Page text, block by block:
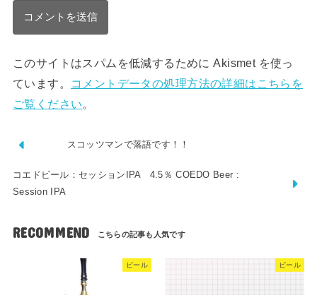
このサイトはスパムを低減するために Akismet を使っ
ています。
コメントデータの処理方法の詳細はこちらを
ご覧ください。
スコッツマンで落語です！！
コエドビール：セッションIPA 4.5％ COEDO Beer :
Session IPA
RECOMMEND
ビール ビール